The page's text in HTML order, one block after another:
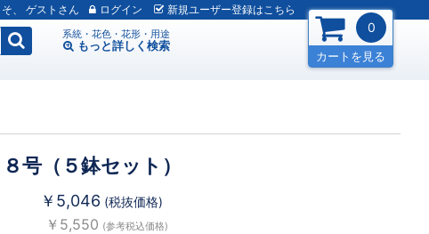
、 ゲスト ログイン 新規ユーザー登録はこちら
系統・花色・花形・用途
もっと詳しく 検索
0
カートを見る
号（５鉢セット）
￥5,046 (税抜価格)
￥5,550 (参考税込価格)